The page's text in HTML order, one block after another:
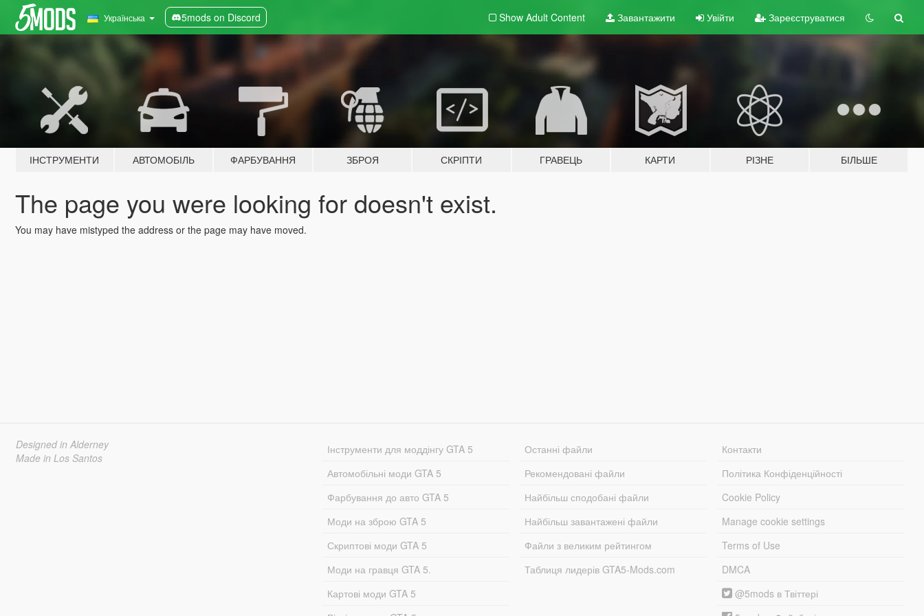
Українська 5mods on Discord Show Adult Content Завантажити Увійти Зареєструватися
ІНСТРУМЕНТИ АВТОМОБІЛЬ ФАРБУВАННЯ ЗБРОЯ СКРІПТИ ГРАВЕЦЬ КАРТИ РІЗНЕ БІЛЬШЕ
The page you were looking for doesn't exist.
You may have mistyped the address or the page may have moved.
Designed in Alderney
Made in Los Santos
Інструменти для моддінгу GTA 5
Автомобільні моди GTA 5
Фарбування до авто GTA 5
Моди на зброю GTA 5
Скриптові моди GTA 5
Моди на гравця GTA 5.
Картові моди GTA 5
Останні файли
Рекомендовані файли
Найбільш сподобані файли
Найбільш завантажені файли
Файли з великим рейтингом
Таблиця лидерів GTA5-Mods.com
Контакти
Політика Конфіденційності
Cookie Policy
Manage cookie settings
Terms of Use
DMCA
@5mods в Твіттері